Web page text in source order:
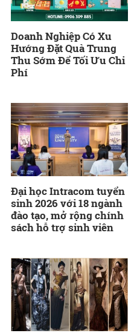
Doanh Nghiệp Có Xu
Hướng Đặt Quà Trung
Thu Sớm Để Tối Ưu Chi
Phí
Đại học Intracom tuyển
sinh 2026 với 18 ngành
đào tạo, mở rộng chính
sách hỗ trợ sinh viên